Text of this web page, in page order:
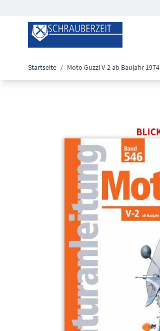
Startseite / Moto Guzzi V-2 ab Baujahr 1974
Click to view image in fullscreen